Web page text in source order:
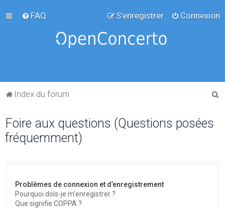
FAQ Connexion
S’enregistrer
Index du forum
Foire aux questions (Questions posées
fréquemment)
Problèmes de connexion et d’enregistrement
Pourquoi dois-je m’enregistrer ?
Que signifie COPPA ?